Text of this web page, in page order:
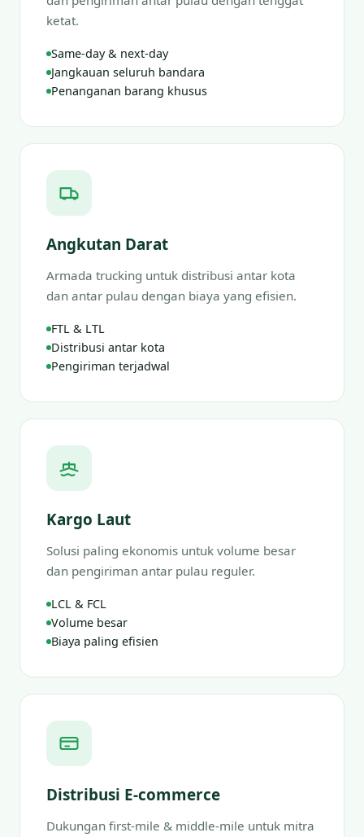
ketat.
Same-day & next-day
Jangkauan seluruh bandara
Penanganan barang khusus
Angkutan Darat
Armada trucking untuk distribusi antar kota
dan antar pulau dengan biaya yang efisien.
FTL & LTL
Distribusi antar kota
Pengiriman terjadwal
Kargo Laut
Solusi paling ekonomis untuk volume besar
dan pengiriman antar pulau reguler.
LCL & FCL
Volume besar
Biaya paling efisien
Distribusi E-commerce
Dukungan first-mile & middle-mile untuk mitra